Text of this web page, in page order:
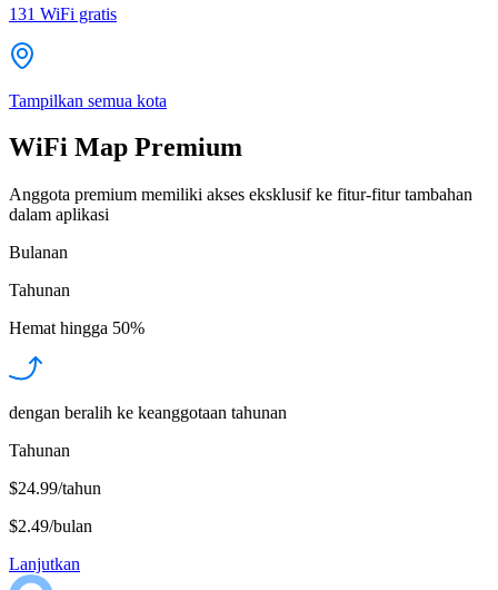
131 WiFi gratis
Tampilkan semua kota
WiFi Map Premium
Anggota premium memiliki akses eksklusif ke fitur-fitur tambahan
dalam aplikasi
Bulanan
Tahunan
Hemat hingga 50%
dengan beralih ke keanggotaan tahunan
Tahunan
$24.99/tahun
$2.49/bulan
Lanjutkan